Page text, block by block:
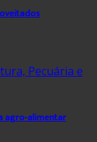
Pecuária e
agro-alimentar